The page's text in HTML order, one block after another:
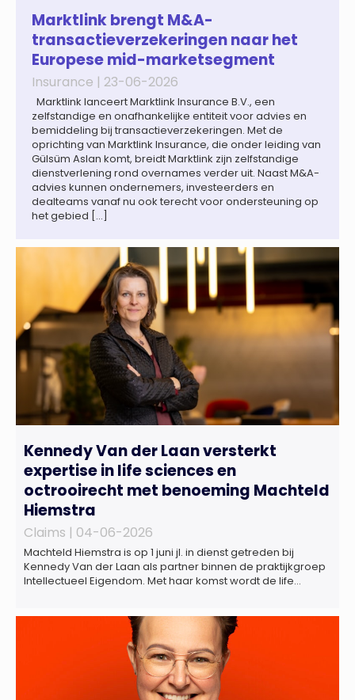
wereldwijd naar verwachting afnemen tot 1,3% in reële
termen in […]
Marktlink brengt M&A-
transactieverzekeringen naar het
Europese mid-marketsegment
Insurance | 23-06-2026
Marktlink lanceert Marktlink Insurance B.V., een
zelfstandige en onafhankelijke entiteit voor advies en
bemiddeling bij transactieverzekeringen. Met de
oprichting van Marktlink Insurance, die onder leiding van
Gülsüm Aslan komt, breidt Marktlink zijn zelfstandige
dienstverlening rond overnames verder uit. Naast M&A-
advies kunnen ondernemers, investeerders en
dealteams vanaf nu ook terecht voor ondersteuning op
het gebied […]
Kennedy Van der Laan versterkt
expertise in life sciences en
octrooirecht met benoeming Machteld
Hiemstra
Claims | 04-06-2026
Machteld Hiemstra is op 1 juni jl. in dienst getreden bij
Kennedy Van der Laan als partner binnen de praktijkgroep
Intellectueel Eigendom. Met haar komst wordt de life
gespecialiseerd in nationale en internationale wet- en
regelgeving relevant voor de life sciences sector en de […]